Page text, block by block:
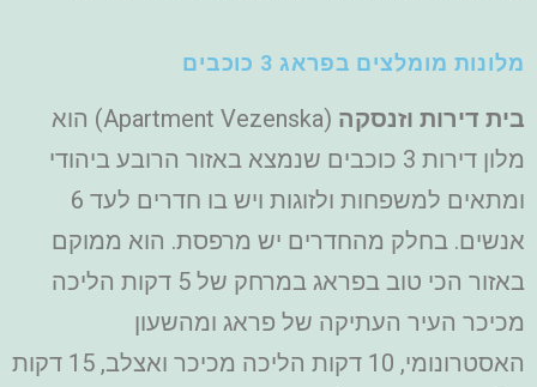
מלונות מומלצים בפראג 3 כוכבים
בית דירות וזנסקה
(Apartment Vezenska) הוא
מלון דירות 3 כוכבים שנמצא באזור הרובע ביהודי
ומתאים למשפחות ולזוגות ויש בו חדרים לעד 6
אנשים. בחלק מהחדרים יש מרפסת. הוא ממוקם
באזור הכי טוב בפראג במרחק של 5 דקות הליכה
מכיכר העיר העתיקה של פראג ומהשעון
האסטרונומי, 10 דקות הליכה מכיכר ואצלב, 15 דקות